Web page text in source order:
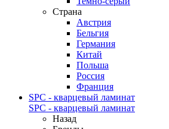
Страна
Австрия
Бельгия
Германия
Китай
Польша
Россия
Франция
SPC - кварцевый ламинат
SPC - кварцевый ламинат
Назад